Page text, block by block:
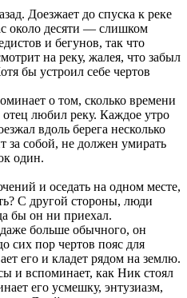
Доезжает до спуска к реке
около десяти — слишком
и бегунов, так что
на реку, жалея, что забыл
бы устроил себе чертов
о том, сколько времени
любил реку. Каждое утро
вдоль берега несколько
за собой, не должен умирать
один.
и оседать на одном месте,
С другой стороны, люди
бы он ни приехал.
больше обычного, он
сих пор чертов пояс для
его и кладет рядом на землю.
и вспоминает, как Ник стоял
его усмешку, энтузиазм,